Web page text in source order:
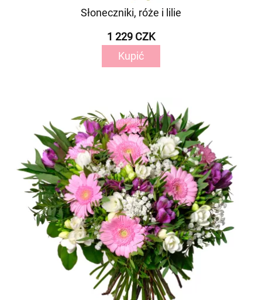
Słoneczniki, róże i lilie
1 229 CZK
Kupić